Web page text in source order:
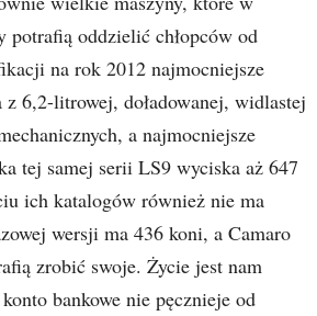
potrafią oddzielić chłopców od
na rok 2012 najmocniejsze
6,2-litrowej, doładowanej, widlastej
a najmocniejsze
tej samej serii LS9 wyciska aż 647
ich katalogów również nie ma
wersji ma 436 koni, a Camaro
zrobić swoje. Życie jest nam
bankowe nie pęcznieje od